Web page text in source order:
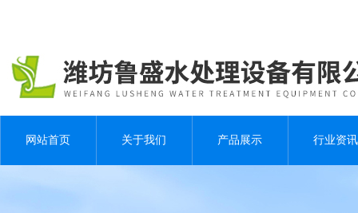
网站首页 关于我们 产品展示 行业资讯